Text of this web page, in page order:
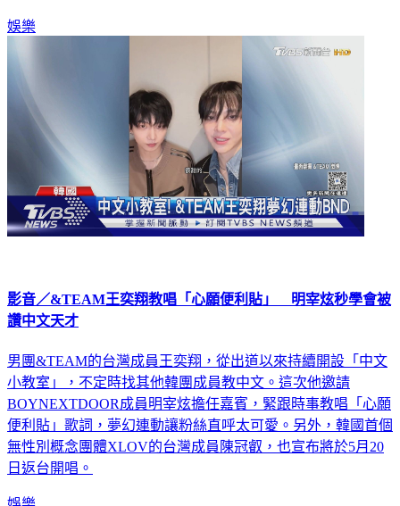
娛樂
影音／&TEAM王奕翔教唱「心願便利貼」 明宰炫秒學會被
讚中文天才
男團&TEAM的台灣成員王奕翔，從出道以來持續開設「中文
小教室」，不定時找其他韓團成員教中文。這次他邀請
BOYNEXTDOOR成員明宰炫擔任嘉賓，緊跟時事教唱「心願
便利貼」歌詞，夢幻連動讓粉絲直呼太可愛。另外，韓國首個
無性別概念團體XLOV的台灣成員陳冠叡，也宣布將於5月20
日返台開唱。